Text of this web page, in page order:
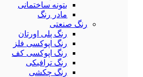
بتونه ساختمانی
مادر رنگ
رنگ صنعتی
رنگ پلی اورتان
رنگ اپوکسی فلز
رنگ اپوکسی کف
رنگ ترافیکی
رنگ چکشی